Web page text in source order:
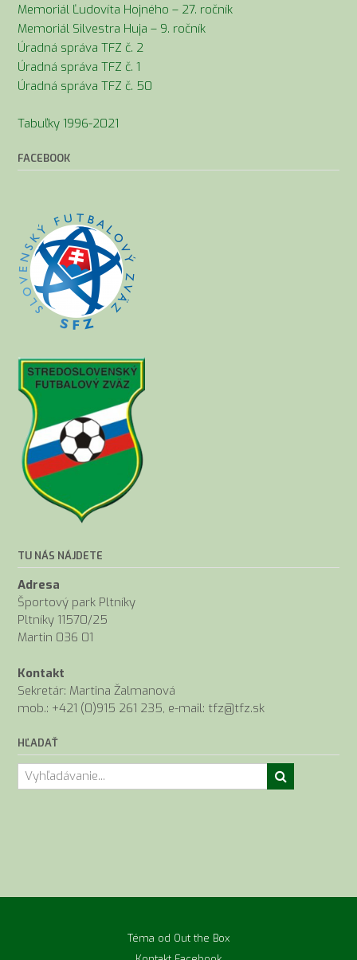
Memoriál Ľudovíta Hojného – 27. ročník
Memoriál Silvestra Huja – 9. ročník
Úradná správa TFZ č. 2
Úradná správa TFZ č. 1
Úradná správa TFZ č. 50
Tabuľky 1996-2021
FACEBOOK
TU NÁS NÁJDETE
Adresa
Športový park Pltníky
Pltníky 11570/25
Martin 036 01
Kontakt
Sekretár: Martina Žalmanová
mob.: +421 (0)915 261 235, e-mail: tfz@tfz.sk
HĽADAŤ
Téma od Out the Box